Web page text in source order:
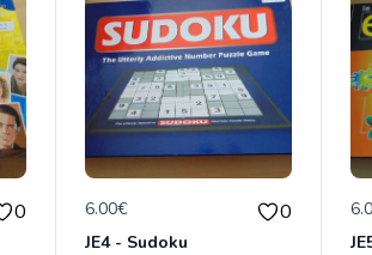
0 6.00€ 0
JE4 - Sudoku